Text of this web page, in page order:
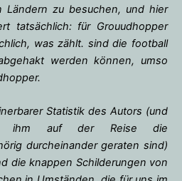
Ländern zu besuchen, und hier
tatsächlich: für Grouudhopper
was zählt. sind die football
werden können, umso
Statistik des Autors (und
ihm auf der Reise die
durcheinander geraten sind)
die knappen Schilderungen von